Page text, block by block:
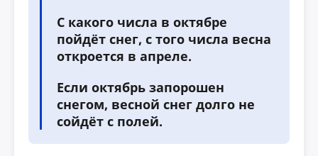
С какого числа в октябре
пойдёт снег, с того числа весна
откроется в апреле.
Если октябрь запорошен
снегом, весной снег долго не
сойдёт с полей.